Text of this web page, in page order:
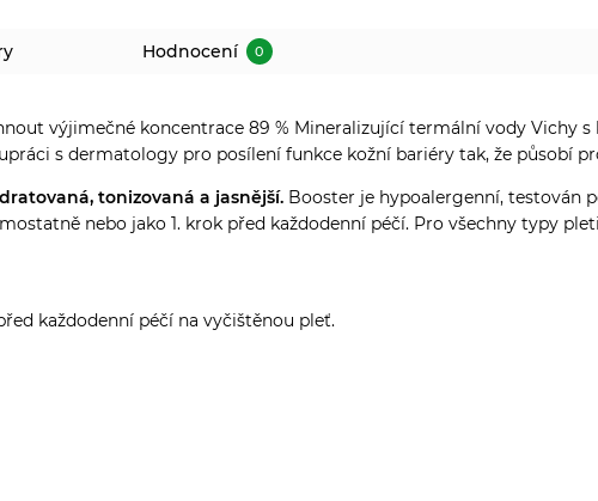
Hodnocení 0
výjimečné koncentrace 89 % Mineralizující termální vody Vichy
s dermatology pro posílení funkce kožní bariéry tak, že působí
tonizovaná a jasnější. Booster je hypoalergenní, testován
nebo jako 1. krok před každodenní péčí. Pro všechny typy
každodenní péčí na vyčištěnou pleť.